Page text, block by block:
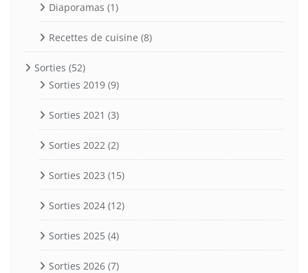
Diaporamas (1)
Recettes de cuisine (8)
Sorties (52)
Sorties 2019 (9)
Sorties 2021 (3)
Sorties 2022 (2)
Sorties 2023 (15)
Sorties 2024 (12)
Sorties 2025 (4)
Sorties 2026 (7)